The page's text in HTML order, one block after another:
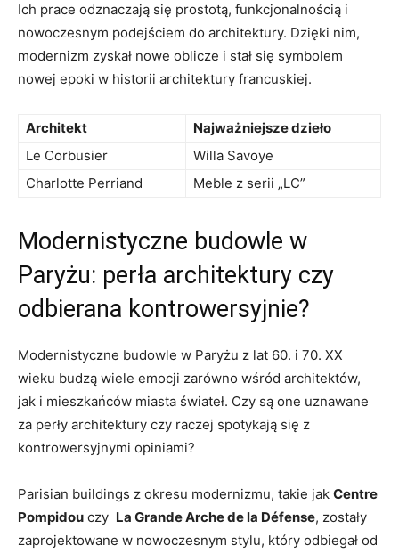
Ich prace odznaczają⁢ się prostotą, funkcjonalnością i
nowoczesnym podejściem do architektury. Dzięki nim,
modernizm zyskał nowe oblicze i stał się ‍symbolem
nowej epoki w historii architektury francuskiej.
Architekt
Najważniejsze dzieło
Le Corbusier
Willa ​Savoye
Charlotte Perriand
Meble z serii „LC”
Modernistyczne budowle w ​
Paryżu: perła architektury czy
odbierana kontrowersyjnie?
Modernistyczne budowle w ⁤Paryżu⁣ z lat 60. i 70. XX
wieku budzą wiele emocji zarówno​ wśród architektów,
jak i mieszkańców miasta świateł. Czy są one uznawane
za perły architektury czy raczej spotykają się ​z
kontrowersyjnymi opiniami?
Parisian buildings z okresu modernizmu, takie jak Centre
Pompidou czy ‌ La Grande Arche⁣ de la Défense, zostały
zaprojektowane w nowoczesnym stylu, który odbiegał ​od